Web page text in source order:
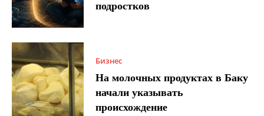
подростков
Бизнес
На молочных продуктах в Баку
начали указывать
происхождение